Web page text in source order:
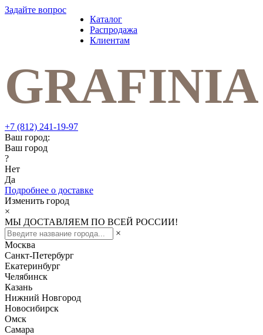
Задайте вопрос
Каталог
Распродажа
Клиентам
+7 (812) 241-19-97
Ваш город:
Ваш город
?
Нет
Да
Подробнее о доставке
Изменить город
×
МЫ ДОСТАВЛЯЕМ ПО ВСЕЙ РОССИИ!
×
Москва
Санкт-Петербург
Екатеринбург
Челябинск
Казань
Нижний Новгород
Новосибирск
Омск
Самара